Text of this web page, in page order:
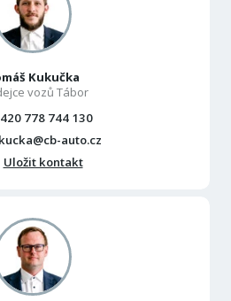
Kukučka
vozů Tábor
778 744 130
auto.cz
Uložit kontakt